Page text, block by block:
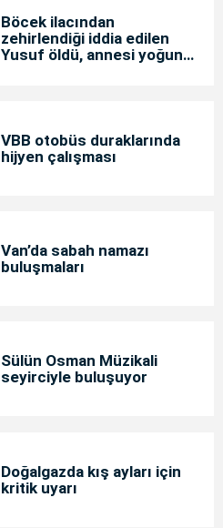
Böcek ilacından
zehirlendiği iddia edilen
Yusuf öldü, annesi yoğun
VBB otobüs duraklarında
hijyen çalışması
Van’da sabah namazı
buluşmaları
Sülün Osman Müzikali
seyirciyle buluşuyor
Doğalgazda kış ayları için
kritik uyarı